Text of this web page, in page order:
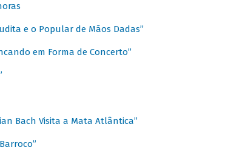
e o Popular de Mãos Dadas”
em Forma de Concerto”
Bach Visita a Mata Atlântica”